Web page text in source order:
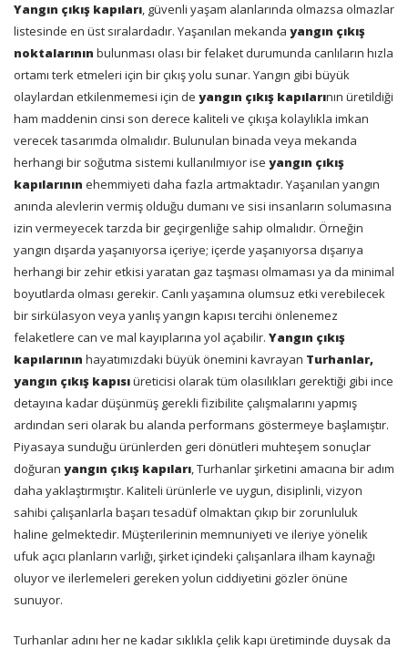
Yangın çıkış kapıları, güvenli yaşam alanlarında olmazsa olmazlar
listesinde en üst sıralardadır. Yaşanılan mekanda yangın çıkış
noktalarının bulunması olası bir felaket durumunda canlıların hızla
ortamı terk etmeleri için bir çıkış yolu sunar. Yangın gibi büyük
olaylardan etkilenmemesi için de yangın çıkış kapılarının üretildiği
ham maddenin cinsi son derece kaliteli ve çıkışa kolaylıkla imkan
verecek tasarımda olmalıdır. Bulunulan binada veya mekanda
herhangi bir soğutma sistemi kullanılmıyor ise yangın çıkış
kapılarının ehemmiyeti daha fazla artmaktadır. Yaşanılan yangın
anında alevlerin vermiş olduğu dumanı ve sisi insanların solumasına
izin vermeyecek tarzda bir geçirgenliğe sahip olmalıdır. Örneğin
yangın dışarda yaşanıyorsa içeriye; içerde yaşanıyorsa dışarıya
herhangi bir zehir etkisi yaratan gaz taşması olmaması ya da minimal
boyutlarda olması gerekir. Canlı yaşamına olumsuz etki verebilecek
bir sirkülasyon veya yanlış yangın kapısı tercihi önlenemez
felaketlere can ve mal kayıplarına yol açabilir. Yangın çıkış
kapılarının hayatımızdaki büyük önemini kavrayan Turhanlar,
yangın çıkış kapısıüreticisi olarak tüm olasılıkları gerektiği gibi ince
detayına kadar düşünmüş gerekli fizibilite çalışmalarını yapmış
ardından seri olarak bu alanda performans göstermeye başlamıştır.
Piyasaya sunduğu ürünlerden geri dönütleri muhteşem sonuçlar
doğuran yangın çıkış kapıları, Turhanlar şirketini amacına bir adım
daha yaklaştırmıştır. Kaliteli ürünlerle ve uygun, disiplinli, vizyon
sahibi çalışanlarla başarı tesadüf olmaktan çıkıp bir zorunluluk
haline gelmektedir. Müşterilerinin memnuniyeti ve ileriye yönelik
ufuk açıcı planların varlığı, şirket içindeki çalışanlara ilham kaynağı
oluyor ve ilerlemeleri gereken yolun ciddiyetini gözler önüne
sunuyor.
Turhanlar adını her ne kadar sıklıkla çelik kapı üretiminde duysak da